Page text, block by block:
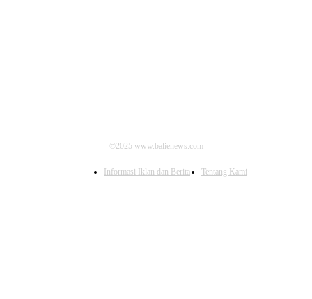
©2025 www.balienews.com
Informasi Iklan dan Berita Tentang Kami